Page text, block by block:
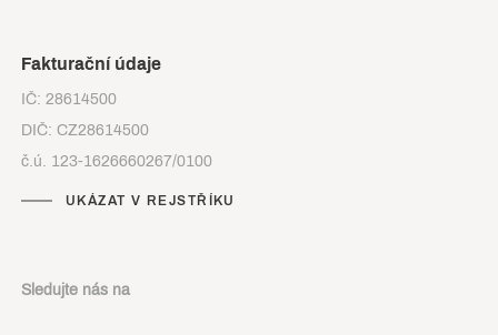
Fakturační údaje
IČ: 28614500
DIČ: CZ28614500
č.ú. 123-1626660267/0100
UKÁZAT V REJSTŘÍKU
Sledujte nás na